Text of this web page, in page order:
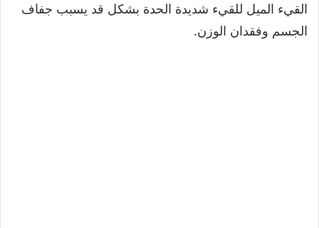
القيء الميل للقيء شديدة الحدة بشكل قد يسبب جفاف
الجسم وفقدان الوزن.